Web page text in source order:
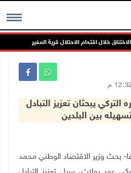
MENU خلال اقتحام الاحتلال قرية المغير
التركي يبحثان تعزيز التبادل
بين البلدين
4-11-2024 وفا- بحث وزير الاقتصاد الوطني محمد